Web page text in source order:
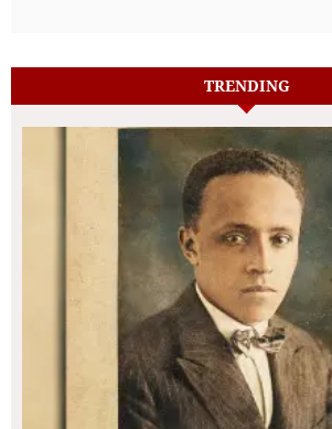
TRENDING